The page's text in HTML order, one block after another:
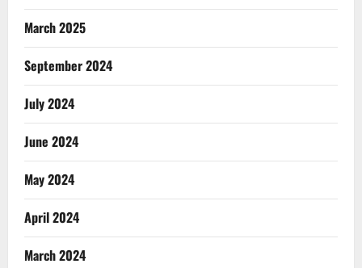
March 2025
September 2024
July 2024
June 2024
May 2024
April 2024
March 2024